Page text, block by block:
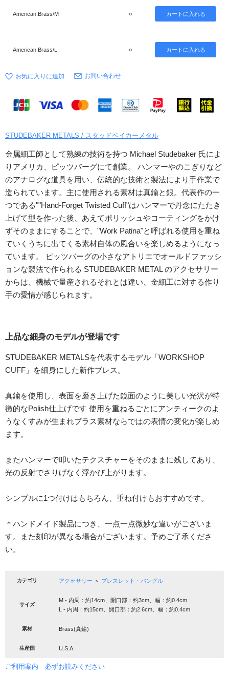
American Brass/M ○
American Brass/L ○
お問い合わせ
STUDEBAKER METALS / スタッドベイカーメタル
金属細工師として熟練の技術を持つ Michael Studebaker 氏によ
りアメリカ、ピッツバーグにて創業。 ハンマーやのこぎりなど
のアナログな道具を用い、伝統的な技術と製法により手作業で
造られています。主に使用される素材は真鍮と銀。代表作の一
つである""Hand-Forget Twisted Cuff"はハンマーで丹念にたたき
上げて型を作った後、あえてポリッシュやコーティングをかけ
ずそのままにすることで、"Work Patina"と呼ばれる使用を重ね
ていくうちに出てくる素材自体の風合いを楽しめるようになっ
ています。 ピッツバーグの小さなアトリエでオールドファッシ
ョンな製法で作られる STUDEBAKER METAL のアクセサリー
からは、機械で量産されるそれとは違い、金細工に対する作り
手の愛情が感じられます。
上品な細身のモデルが登場です
STUDEBAKER METALSを代表するモデル「WORKSHOP
CUFF」を細身にした新作ブレス。
真鍮を使用し、表面を磨き上げた鏡面のように美しい光沢が特
徴的なPolish仕上げです 使用を重ねるごとにアンティークのよ
うなくすみが生まれブラス素材ならではの表情の変化が楽しめ
ます。
またハンマーで叩いたテクスチャーをそのままに残してあり、
光の反射でさりげなく浮かび上がります。
シンプルに1つ付けはもちろん、重ね付けもおすすめです。
＊ハンドメイド製品につき、一点一点微妙な違いがございま
す。また刻印が異なる場合がございます。予めご了承くださ
い。
カテゴリ アクセサリー ＞ ブレスレット・バングル
サイズ
M - 内周：約14cm、開口部：約3cm、幅：約0.4cm
L - 内周：約15cm、開口部：約2.6cm、幅：約0.4cm
素材 Brass(真鍮)
生産国 U.S.A.
ご利用案内 必ずお読みください